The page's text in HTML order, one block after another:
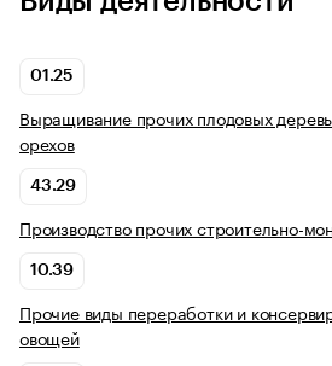
01.25
Выращивание прочих плодовых
орехов
43.29
Производство прочих строительно-
10.39
Прочие виды переработки и
овощей